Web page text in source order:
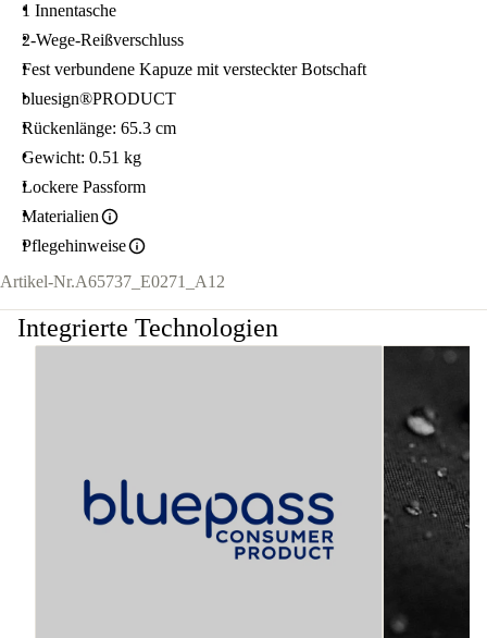
1 Innentasche
2-Wege-Reißverschluss
Fest verbundene Kapuze mit versteckter Botschaft
bluesign®PRODUCT
Rückenlänge: 65.3 cm
Gewicht: 0.51 kg
Lockere Passform
Materialien
Pflegehinweise
Artikel-Nr.A65737_E0271_A12
Integrierte Technologien